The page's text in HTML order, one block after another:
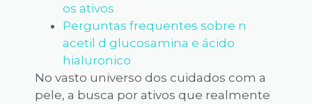
os ativos
Perguntas frequentes sobre n
acetil d glucosamina e ácido
hialuronico
No vasto universo dos cuidados com a
pele, a busca por ativos que realmente